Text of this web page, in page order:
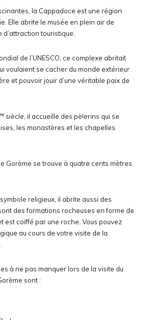
la Cappadoce est une région
Elle abrite le musée en plein air de
d’attraction touristique.
de l’UNESCO, ce complexe abritait
voulaient se cacher du monde extérieur
et pouvoir jouir d’une véritable paix de
e siècle, il accueille des pèlerins qui se
les monastères et les chapelles
Gorème se trouve à quatre cents mètres
symbole religieux, il abrite aussi des
des formations rocheuses en forme de
est coiffé par une roche. Vous pouvez
au cours de votre visite de la
à ne pas manquer lors de la visite du
sont :